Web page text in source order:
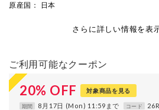
原産国 ： 日本
さらに詳しい情報を表
ご利用可能なクーポン
20% OFF 対象商品を見る
期間 8月17日 (Mon) 11:59まで コード